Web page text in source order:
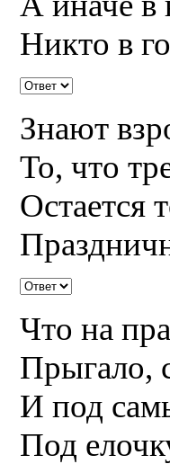
Никто в
Знают
То, что
Остается
Что на
Прыгало,
И под
Под